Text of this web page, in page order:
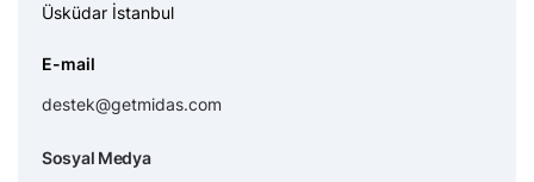
Üsküdar İstanbul
E-mail
destek@getmidas.com
Sosyal Medya